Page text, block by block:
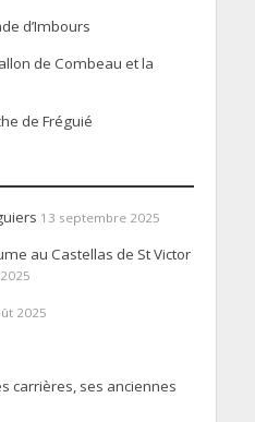
d’Imbours
de Combeau et la
de Fréguié
13 septembre 2025
au Castellas de St Victor
2025
carrières, ses anciennes